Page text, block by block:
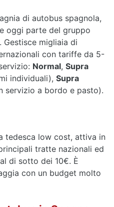
di autobus spagnola,
oggi parte del gruppo
Gestisce migliaia di
con tariffe da 5-
Normal, Supra
individuali), Supra
servizio a bordo e pasto).
tedesca low cost, attiva in
tratte nazionali ed
di sotto dei 10€. È
con un budget molto